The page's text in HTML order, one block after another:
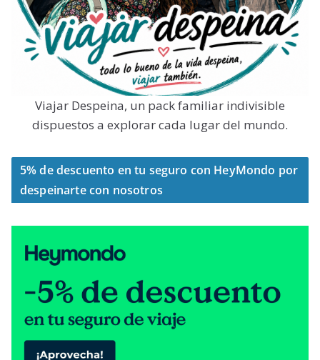
Viajar Despeina, un pack familiar indivisible
dispuestos a explorar cada lugar del mundo.
5% de descuento en tu seguro con HeyMondo por
despeinarte con nosotros